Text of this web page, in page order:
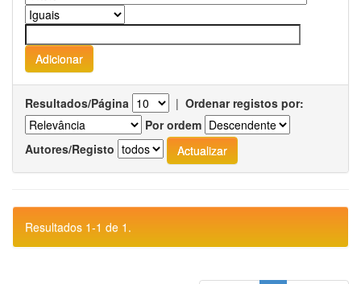
Resultados/Página | Ordenar registos por:
Por ordem
Autores/Registo
Resultados 1-1 de 1.